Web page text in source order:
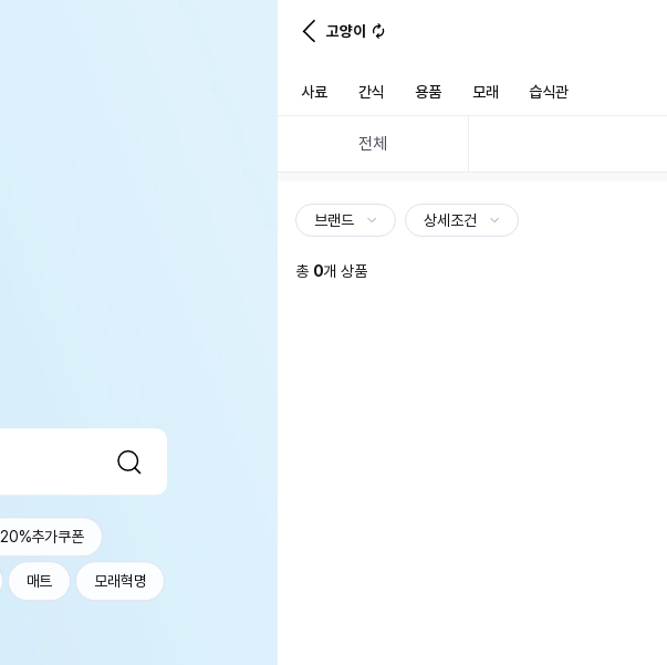
20%추가쿠폰
매트 모래혁명
고양이
사료 간식 용품 모래 습식관
전체
브랜드 상세조건
총 0개 상품